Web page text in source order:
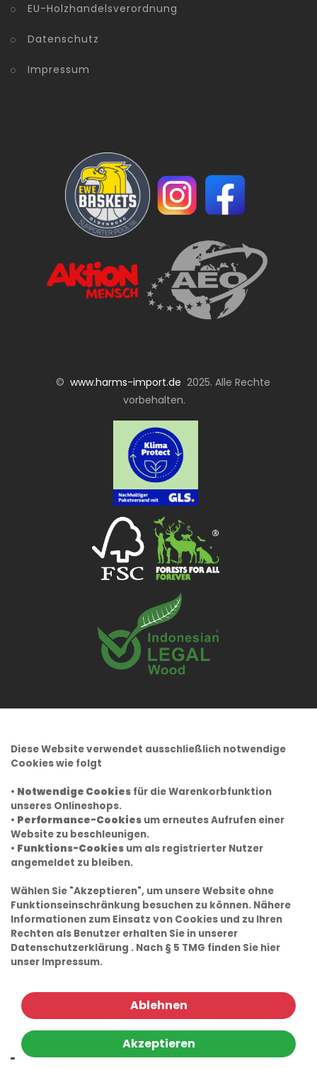
EU-Holzhandelsverordnung
Datenschutz
Impressum
© www.harms-import.de 2025. Alle Rechte
vorbehalten.
Diese Website verwendet ausschließlich notwendige
Cookies wie folgt
• Notwendige Cookies für die Warenkorbfunktion
unseres Onlineshops.
• Performance-Cookies um erneutes Aufrufen einer
Website zu beschleunigen.
• Funktions-Cookies um als registrierter Nutzer
angemeldet zu bleiben.
Wählen Sie "Akzeptieren", um unsere Website ohne
Funktionseinschränkung besuchen zu können. Nähere
Informationen zum Einsatz von Cookies und zu Ihren
Rechten als Benutzer erhalten Sie in unserer
Datenschutzerklärung . Nach § 5 TMG finden Sie hier
unser Impressum.
Ablehnen
Akzeptieren